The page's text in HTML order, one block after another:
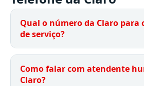
Qual o número da Claro para
de serviço?
Como falar com atendente
Claro?